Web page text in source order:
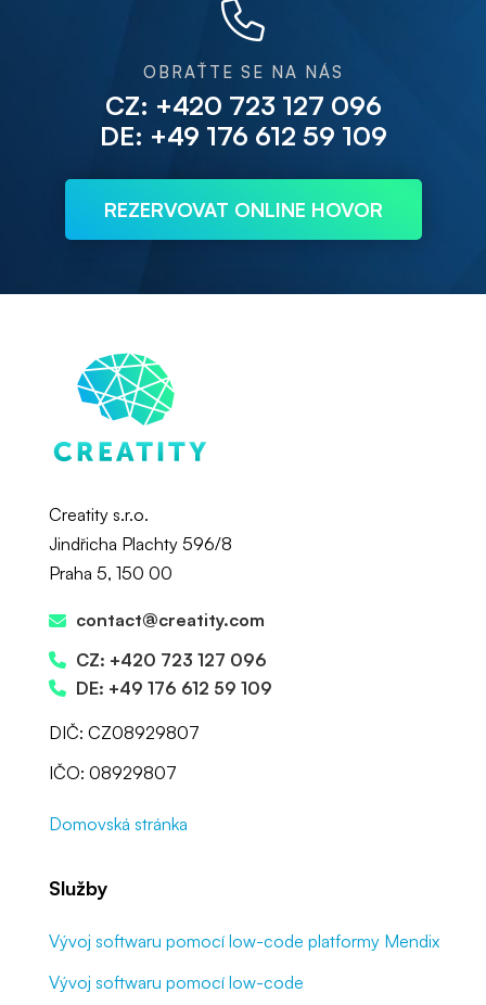
OBRAŤTE SE NA NÁS
CZ: +420 723 127 096
DE: +49 176 612 59 109
REZERVOVAT ONLINE HOVOR
Creatity s.r.o.
Jindřicha Plachty 596/8
Praha 5, 150 00
contact@creatity.com
CZ: +420 723 127 096
DE: +49 176 612 59 109
DIČ: CZ08929807
IČO: 08929807
Domovská stránka
Služby
Vývoj softwaru pomocí low-code platformy Mendix
Vývoj softwaru pomocí low-code